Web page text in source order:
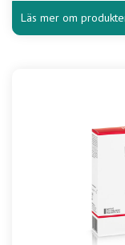
Läs mer om